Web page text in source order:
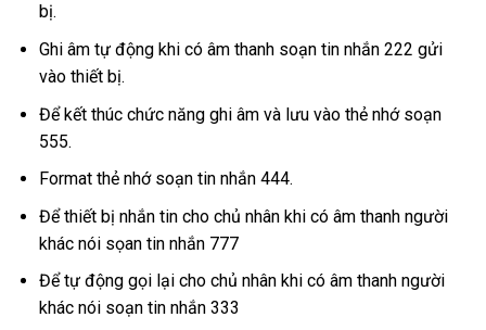
bị.
Ghi âm tự động khi có âm thanh soạn tin nhắn 222 gửi
vào thiết bị.
Để kết thúc chức năng ghi âm và lưu vào thẻ nhớ soạn
555.
Format thẻ nhớ soạn tin nhắn 444.
Để thiết bị nhắn tin cho chủ nhân khi có âm thanh người
khác nói sọan tin nhắn 777
Để tự động gọi lại cho chủ nhân khi có âm thanh người
khác nói soạn tin nhắn 333